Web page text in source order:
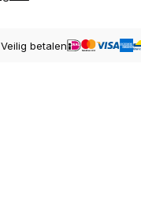
Veilig betalen